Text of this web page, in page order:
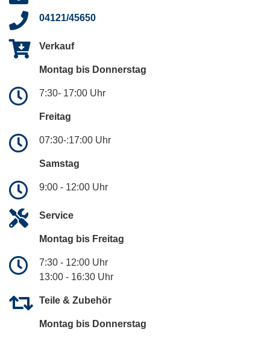
04121/45650
Verkauf
Montag bis Donnerstag
7:30- 17:00 Uhr
Freitag
07:30-:17:00 Uhr
Samstag
9:00 - 12:00 Uhr
Service
Montag bis Freitag
7:30 - 12:00 Uhr
13:00 - 16:30 Uhr
Teile & Zubehör
Montag bis Donnerstag